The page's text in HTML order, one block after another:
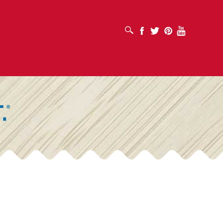
打开搜索框 Facebook
Twitter PinterestYoutube